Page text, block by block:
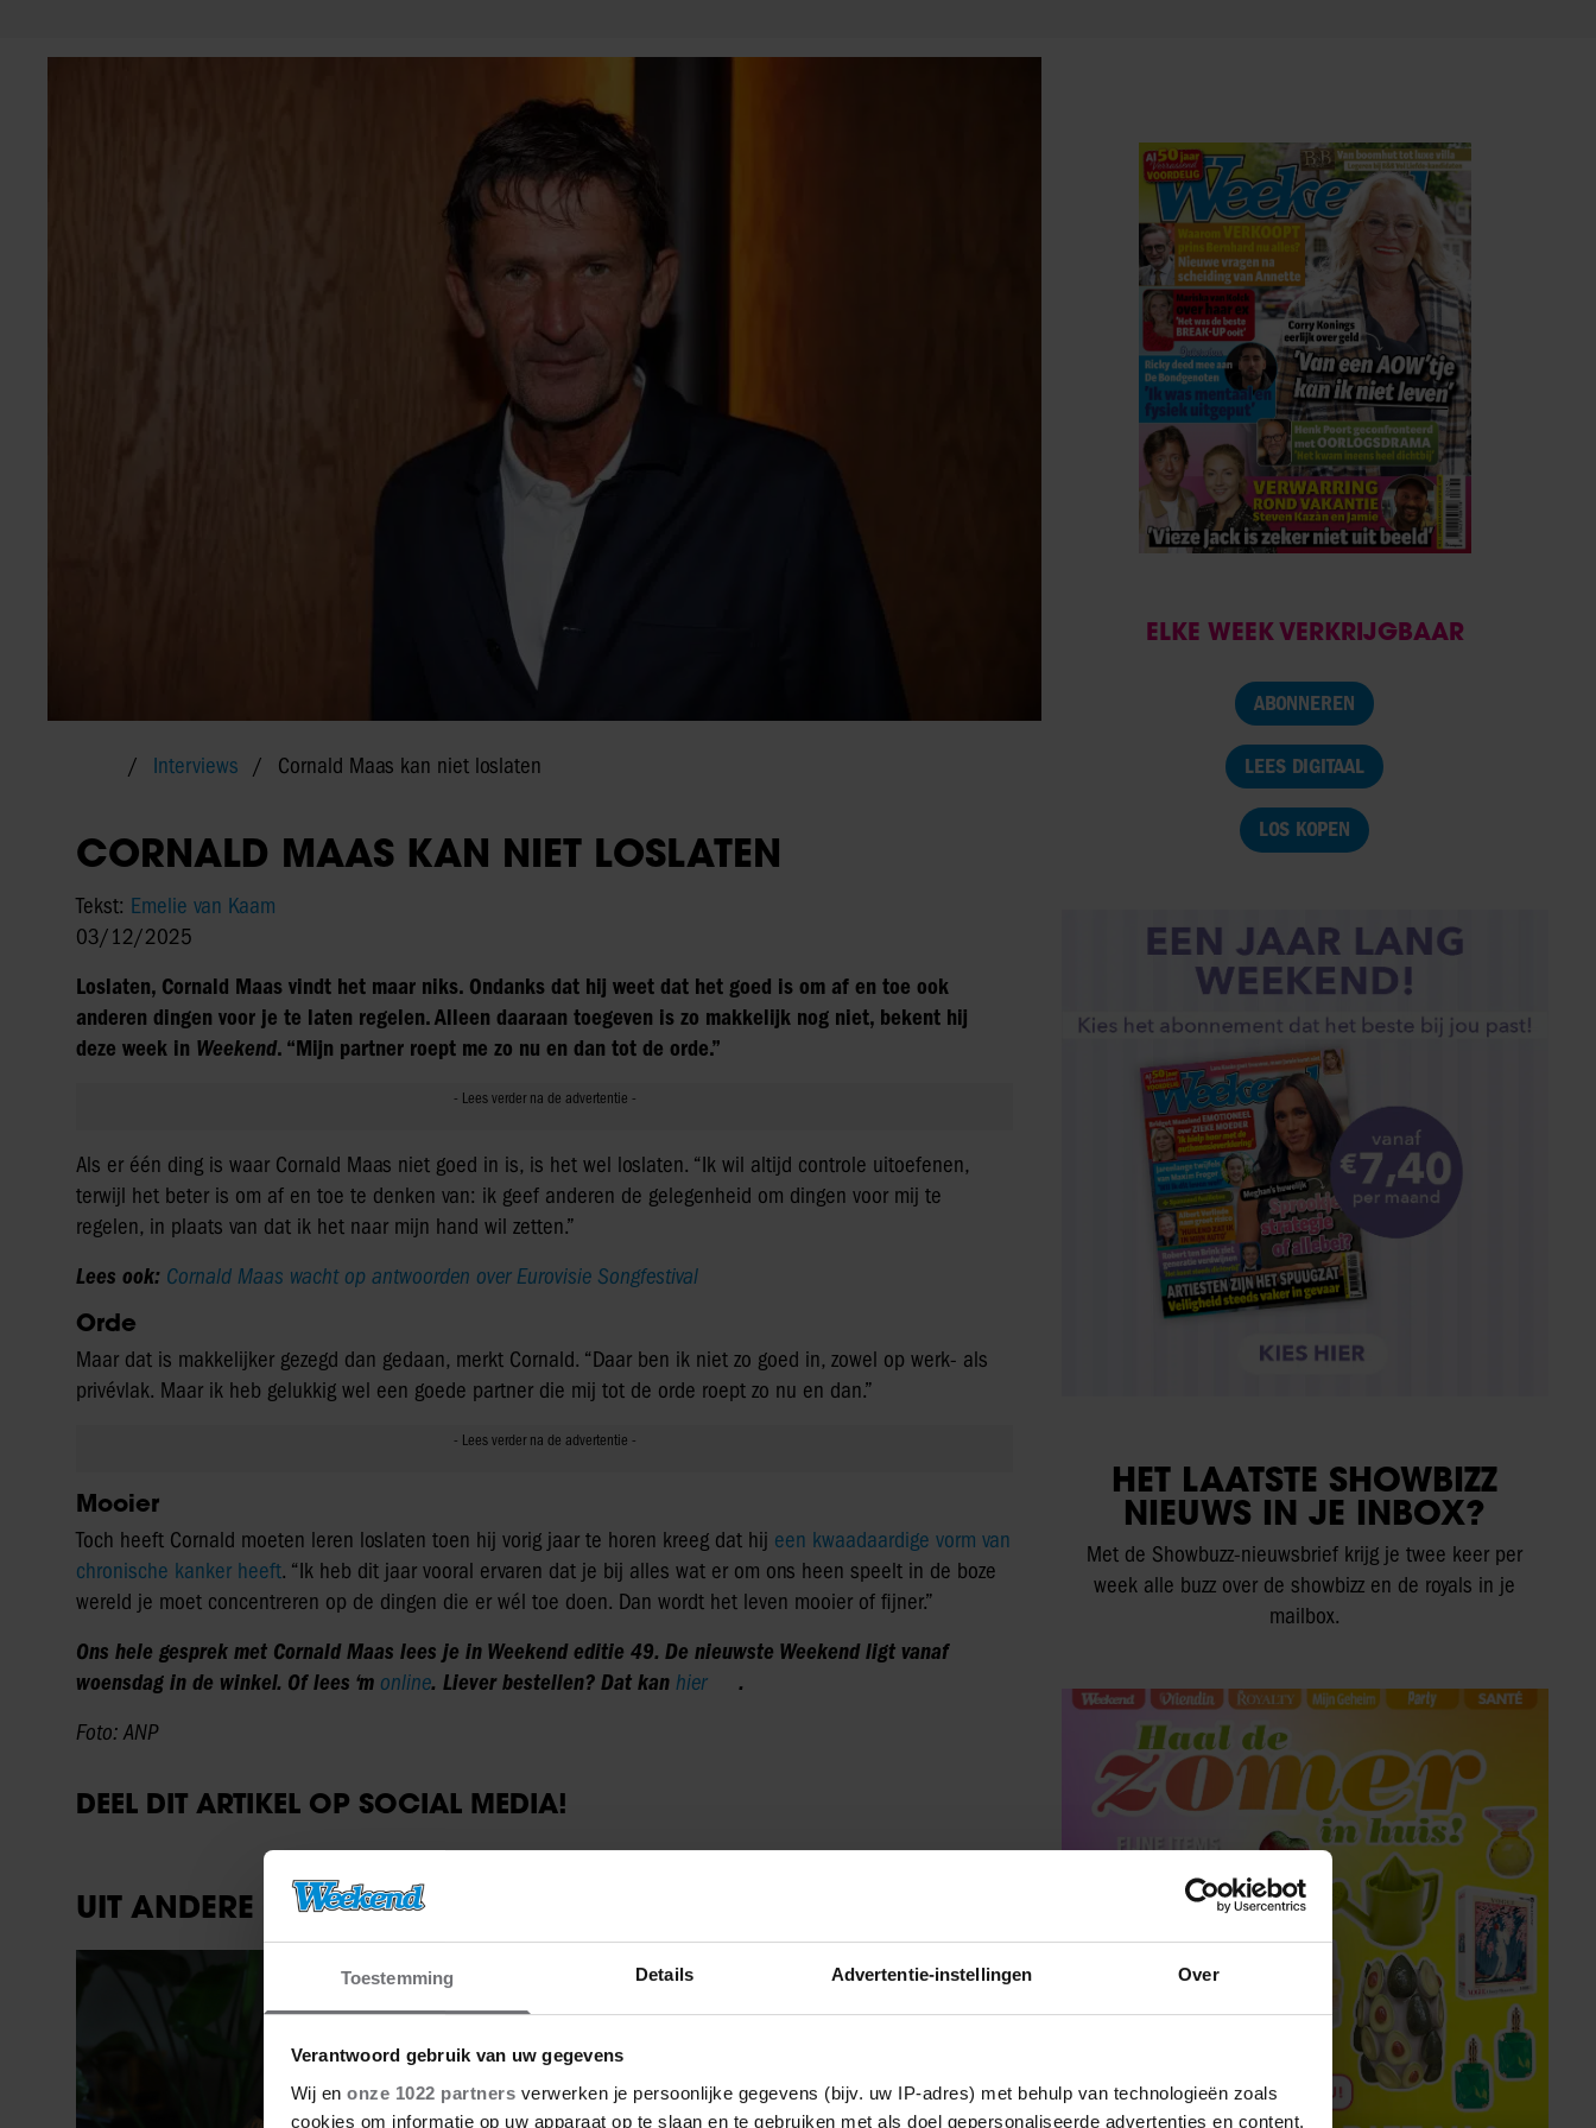
Toestemming Details Advertentie-instellingen Over
Verantwoord gebruik van uw gegevens
Wij en onze 1022 partners verwerken je persoonlijke gegevens (bijv. uw IP-adres) met behulp van technologieën zoals
cookies om informatie op uw apparaat op te slaan en te gebruiken met als doel gepersonaliseerde advertenties en content,
Interviews Cornald Maas kan niet loslaten
CORNALD MAAS KAN NIET LOSLATEN
Tekst: Emelie van Kaam
03/12/2025
Loslaten, Cornald Maas vindt het maar niks. Ondanks dat hij weet dat het goed is om af en toe ook
anderen dingen voor je te laten regelen. Alleen daaraan toegeven is zo makkelijk nog niet, bekent hij
deze week in Weekend. “Mijn partner roept me zo nu en dan tot de orde.”
Als er één ding is waar Cornald Maas niet goed in is, is het wel loslaten. “Ik wil altijd controle uitoefenen,
terwijl het beter is om af en toe te denken van: ik geef anderen de gelegenheid om dingen voor mij te
regelen, in plaats van dat ik het naar mijn hand wil zetten.”
Lees ook: Cornald Maas wacht op antwoorden over Eurovisie Songfestival
Orde
Maar dat is makkelijker gezegd dan gedaan, merkt Cornald. “Daar ben ik niet zo goed in, zowel op werk- als
privévlak. Maar ik heb gelukkig wel een goede partner die mij tot de orde roept zo nu en dan.”
Mooier
Toch heeft Cornald moeten leren loslaten toen hij vorig jaar te horen kreeg dat hij een kwaadaardige vorm van
chronische kanker heeft. “Ik heb dit jaar vooral ervaren dat je bij alles wat er om ons heen speelt in de boze
wereld je moet concentreren op de dingen die er wél toe doen. Dan wordt het leven mooier of fijner.”
Ons hele gesprek met Cornald Maas lees je in Weekend editie 49. De nieuwste Weekend ligt vanaf
woensdag in de winkel. Of lees ‘m online. Liever bestellen? Dat kan hier
.
Foto: ANP
DEEL DIT ARTIKEL OP SOCIAL MEDIA!
UIT ANDERE MEDIA
Weekend
ELKE WEEK VERKRIJGBAAR
ABONNEREN
LEES DIGITAAL
LOS KOPEN
HET LAATSTE SHOWBIZZ
NIEUWS IN JE INBOX?
Met de Showbuzz-nieuwsbrief krijg je twee keer per
week alle buzz over de showbizz en de royals in je
mailbox.